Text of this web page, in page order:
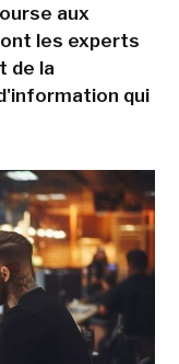
aux
les experts
de la
qui